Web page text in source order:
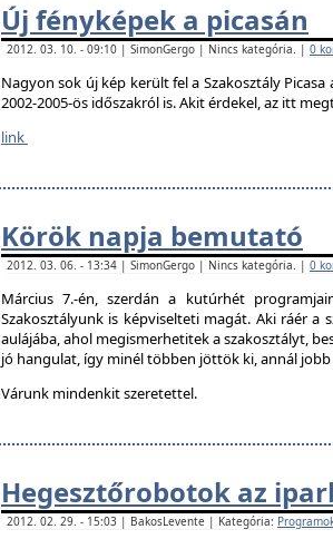
Új fényképek a picasán
2012. 03. 10. - 09:10 | SimonGergo | Nincs kategória. | 0
Nagyon sok új kép került fel a Szakosztály
2002-2005-ös időszakról is. Akit érdekel, az itt
link
Körök napja bemutató
2012. 03. 06. - 13:34 | SimonGergo | Nincs kategória. | 0
Március 7.-én, szerdán a kutúrhét
Szakosztályunk is képviselteti magát. Aki ráér a
aulájába, ahol megismerhetitek a szakosztályt,
jó hangulat, így minél többen jöttök ki, annál
Várunk mindenkit szeretettel.
Hegesztőrobotok az
2012. 02. 29. - 15:03 | BakosLevente | Kategória: